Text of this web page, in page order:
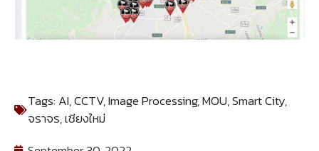
Tags:AI,CCTV,Image Processing,MOU,Smart City,
จราจร,เชียงใหม่